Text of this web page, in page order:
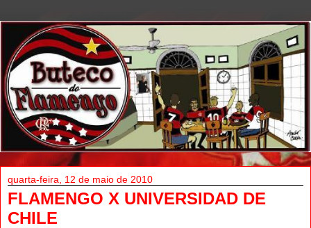
quarta-feira, 12 de maio de 2010
FLAMENGO X UNIVERSIDAD DE
CHILE